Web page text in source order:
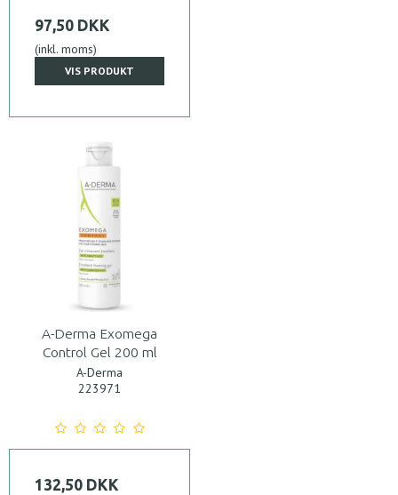
97,50 DKK
(inkl. moms)
VIS PRODUKT
A-Derma Exomega
Control Gel 200 ml
A-Derma
223971
132,50 DKK